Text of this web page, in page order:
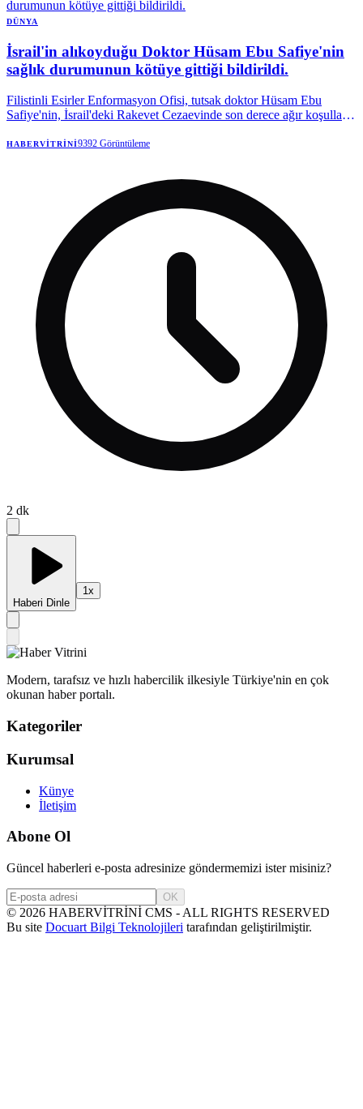
DÜNYA
İsrail'in alıkoyduğu Doktor Hüsam Ebu Safiye'nin
sağlık durumunun kötüye gittiği bildirildi.
Filistinli Esirler Enformasyon Ofisi, tutsak doktor Hüsam Ebu
Safiye'nin, İsrail'deki Rakevet Cezaevinde son derece ağır koşullarla
HABERVITRINI9392 Görüntüleme
2 dk
Haberi Dinle
1x
Modern, tarafsız ve hızlı habercilik ilkesiyle Türkiye'nin en çok
okunan haber portalı.
Kategoriler
Kurumsal
Künye
İletişim
Abone Ol
Güncel haberleri e-posta adresinize göndermemizi ister misiniz?
OK
© 2026 HABERVİTRİNİ CMS - ALL RIGHTS RESERVED
Bu site Docuart Bilgi Teknolojileri tarafından geliştirilmiştir.